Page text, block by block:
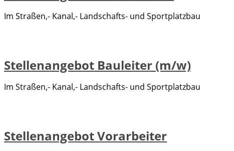
Im Straßen,- Kanal,- Landschafts- und Sportplatzbau
Stellenangebot Bauleiter (m/w)
Im Straßen,- Kanal,- Landschafts- und Sportplatzbau
Stellenangebot Vorarbeiter